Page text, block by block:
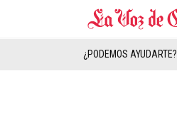
¿PODEMOS AYUDARTE?